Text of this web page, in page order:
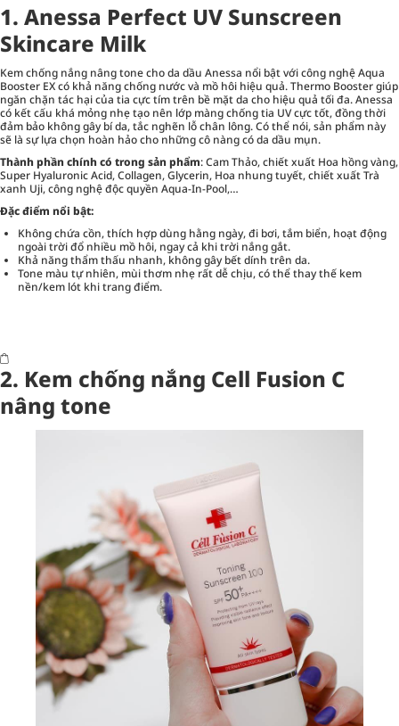
1. Anessa Perfect UV Sunscreen
Skincare Milk
Kem chống nắng nâng tone cho da dầu Anessa nổi bật với công nghệ Aqua
Booster EX có khả năng chống nước và mồ hôi hiệu quả. Thermo Booster giúp
ngăn chặn tác hại của tia cực tím trên bề mặt da cho hiệu quả tối đa. Anessa
có kết cấu khá mỏng nhẹ tạo nên lớp màng chống tia UV cực tốt, đồng thời
đảm bảo không gây bí da, tắc nghẽn lỗ chân lông. Có thể nói, sản phẩm này
sẽ là sự lựa chọn hoàn hảo cho những cô nàng có da dầu mụn.
Thành phần chính có trong sản phẩm: Cam Thảo, chiết xuất Hoa hồng vàng,
Super Hyaluronic Acid, Collagen, Glycerin, Hoa nhung tuyết, chiết xuất Trà
xanh Uji, công nghệ độc quyền Aqua-In-Pool,…
Đặc điểm nổi bật:
Không chứa cồn, thích hợp dùng hằng ngày, đi bơi, tắm biển, hoạt động
ngoài trời đổ nhiều mồ hôi, ngay cả khi trời nắng gắt.
Khả năng thẩm thấu nhanh, không gây bết dính trên da.
Tone màu tự nhiên, mùi thơm nhẹ rất dễ chịu, có thể thay thế kem
nền/kem lót khi trang điểm.
2. Kem chống nắng Cell Fusion C
nâng tone